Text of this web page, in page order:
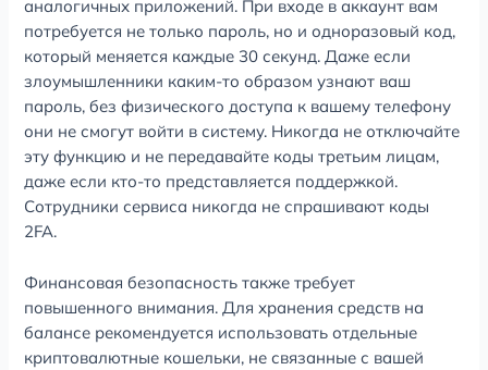
аналогичных приложений. При входе в аккаунт вам
потребуется не только пароль, но и одноразовый код,
который меняется каждые 30 секунд. Даже если
злоумышленники каким-то образом узнают ваш
пароль, без физического доступа к вашему телефону
они не смогут войти в систему. Никогда не отключайте
эту функцию и не передавайте коды третьим лицам,
даже если кто-то представляется поддержкой.
Сотрудники сервиса никогда не спрашивают коды
2FA.
Финансовая безопасность также требует
повышенного внимания. Для хранения средств на
балансе рекомендуется использовать отдельные
криптовалютные кошельки, не связанные с вашей